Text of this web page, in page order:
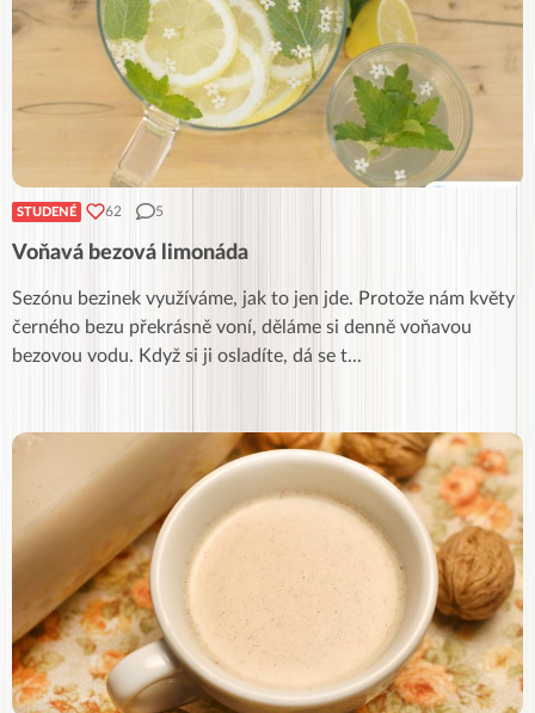
STUDENÉ 62 5
Voňavá bezová limonáda
Sezónu bezinek využíváme, jak to jen jde. Protože nám květy
černého bezu překrásně voní, děláme si denně voňavou
bezovou vodu. Když si ji osladíte, dá se t...